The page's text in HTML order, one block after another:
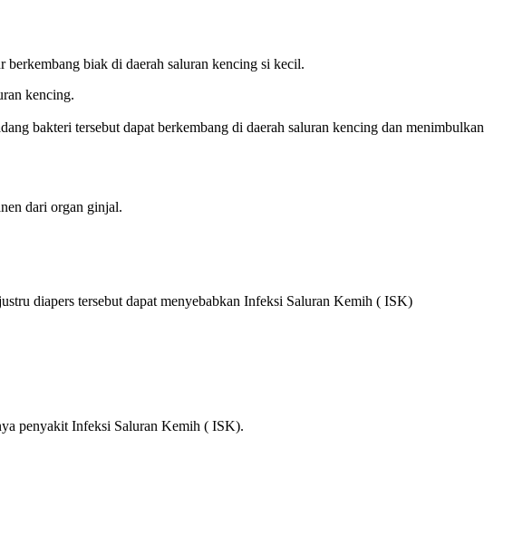
berkembang biak di daerah saluran kencing si kecil.
kencing.
bakteri tersebut dapat berkembang di daerah saluran kencing dan menimbulkan
dari organ ginjal.
diapers tersebut dapat menyebabkan Infeksi Saluran Kemih ( ISK)
penyakit Infeksi Saluran Kemih ( ISK).